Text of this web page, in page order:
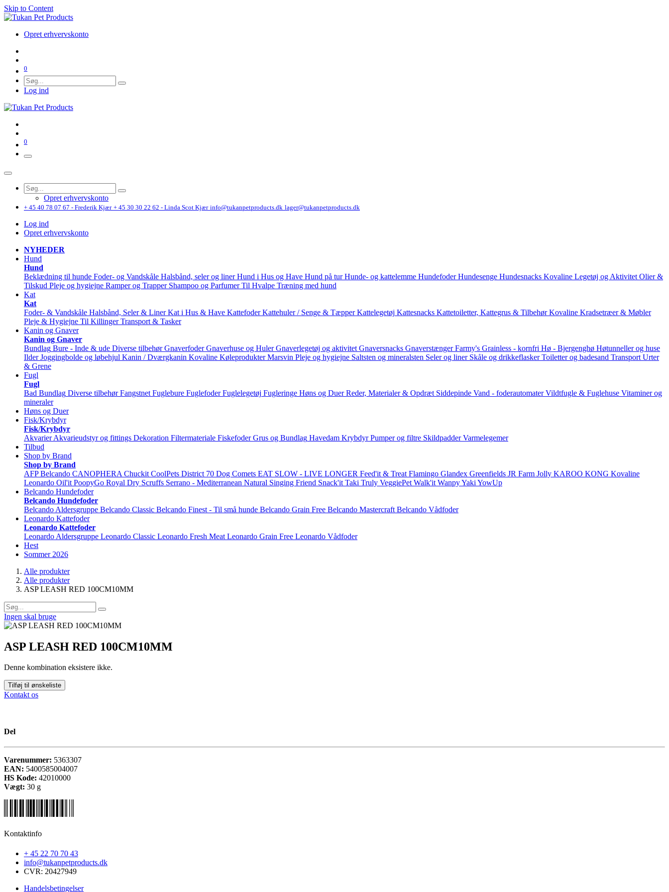
Skip to Content
Opret erhvervskonto
0
Log ind
0
Opret erhvervskonto
+ 45 40 78 07 67 - Frederik Kjær + 45 30 30 22 62 - Linda Scot Kjær info@tukanpetproducts.dk lager@tukanpetproducts.dk
Log ind
Opret erhvervskonto
NYHEDER
Hund
Hund
Beklædning til hunde Foder- og Vandskåle Halsbånd, seler og liner Hund i Hus og Have Hund på tur Hunde- og kattelemme Hundefoder Hundesenge Hundesnacks Kovaline Legetøj og Aktivitet Olier &
Tilskud Pleje og hygiejne Ramper og Trapper Shampoo og Parfumer Til Hvalpe Træning med hund
Kat
Kat
Foder- & Vandskåle Halsbånd, Seler & Liner Kat i Hus & Have Kattefoder Kattehuler / Senge & Tæpper Kattelegetøj Kattesnacks Kattetoiletter, Kattegrus & Tilbehør Kovaline Kradsetræer & Møbler
Pleje & Hygiejne Til Killinger Transport & Tasker
Kanin og Gnaver
Kanin og Gnaver
Bundlag Bure - Inde & ude Diverse tilbehør Gnaverfoder Gnaverhuse og Huler Gnaverlegetøj og aktivitet Gnaversnacks Gnaverstænger Farmy's Grainless - kornfri Hø - Bjergenghø Høtunneller og huse
Ilder Joggingbolde og løbehjul Kanin / Dværgkanin Kovaline Køleprodukter Marsvin Pleje og hygiejne Saltsten og mineralsten Seler og liner Skåle og drikkeflasker Toiletter og badesand Transport Urter
& Grene
Fugl
Fugl
Bad Bundlag Diverse tilbehør Fangstnet Fuglebure Fuglefoder Fuglelegetøj Fugleringe Høns og Duer Reder, Materialer & Opdræt Siddepinde Vand - foderautomater Vildtfugle & Fuglehuse Vitaminer og
mineraler
Høns og Duer
Fisk/Krybdyr
Fisk/Krybdyr
Akvarier Akvarieudstyr og fittings Dekoration Filtermateriale Fiskefoder Grus og Bundlag Havedam Krybdyr Pumper og filtre Skildpadder Varmelegemer
Tilbud
Shop by Brand
Shop by Brand
AFP Belcando CANOPHERA Chuckit CoolPets District 70 Dog Comets EAT SLOW - LIVE LONGER Feed'it & Treat Flamingo Glandex Greenfields JR Farm Jolly KAROO KONG Kovaline
Leonardo Oil'it PoopyGo Royal Dry Scruffs Serrano - Mediterranean Natural Singing Friend Snack'it Taki Truly VeggiePet Walk'it WanpyYaki YowUp
Belcando Hundefoder
Belcando Hundefoder
Belcando Aldersgruppe Belcando Classic Belcando Finest - Til små hunde Belcando Grain Free Belcando Mastercraft Belcando Vådfoder
Leonardo Kattefoder
Leonardo Kattefoder
Leonardo Aldersgruppe Leonardo Classic Leonardo Fresh Meat Leonardo Grain Free Leonardo Vådfoder
Hest
Sommer 2026
Alle produkter
Alle produkter
ASP LEASH RED 100CM10MM
Ingen skal bruge
ASP LEASH RED 100CM10MM
Denne kombination eksistere ikke.
Tilføj til ønskeliste
Kontakt os
Del
Varenummer: 5363307
EAN: 5400585004007
HS Kode: 42010000
Vægt: 30 g
Kontaktinfo
+ 45 22 70 70 43
info@tukanpetproducts.dk
CVR: 20427949
Handelsbetingelser